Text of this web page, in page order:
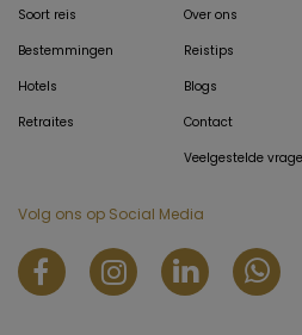
Soort reis
Bestemmingen
Hotels
Retraites
Over ons
Reistips
Blogs
Contact
Veelgestelde
Volg ons op Social Media